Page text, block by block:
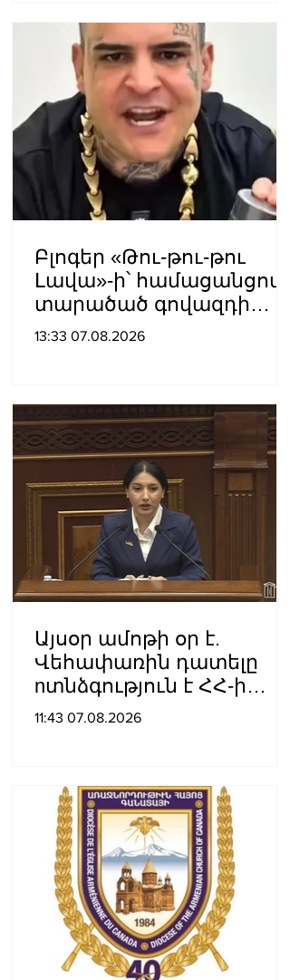
ինստիտուտների
հեղինակազրկման և
ապապետական
գործողությունների նոր
խայտառակ հանգրվանն
է. Լուսավոր Հայաստան
Բլոգեր «Թու-թու-թու
Լավա»-ի՝ համացանցով
տարածած գովազդի
կեղծ լինելու մասին
է ստացել. նյութերը
փոխանցվել են
քննչական բաժին
13:33 07.08.2026
Այսօր ամոթի օր է.
Վեհափառին դատելը
nտնձգություն է ՀՀ-ի
Սահանադրության
11:43 07.08.2026